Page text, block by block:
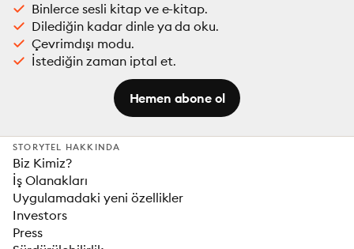
Binlerce sesli kitap ve e-kitap.
Dilediğin kadar dinle ya da oku.
Çevrimdışı modu.
İstediğin zaman iptal et.
Hemen abone ol
STORYTEL HAKKINDA
Biz Kimiz?
İş Olanakları
Uygulamadaki yeni özellikler
Investors
Press